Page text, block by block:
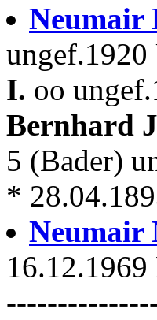
Neumair
ungef.1920
I. oo
Bernhard
5 (Bader)
*
Neumair